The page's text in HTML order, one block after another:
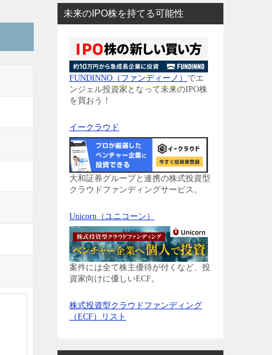
未来のIPO株を持てる可能性
FUNDINNO（ファンディーノ） でエ
ンジェル投資家となって未来のIPO株
を買おう！
イークラウド
大和証券グループと連携の株式投資型
クラウドファンディングサービス。
Unicorn（ユニコーン）
案件には全て株主優待が付くなど、投
資家向けに優しいECF。
株式投資型クラウドファンディング
（ECF）リスト